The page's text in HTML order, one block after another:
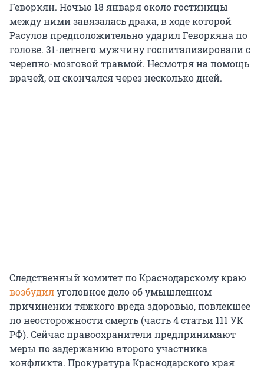
Геворкян. Ночью 18 января около гостиницы
между ними завязалась драка, в ходе которой
Расулов предположительно ударил Геворкяна по
голове. 31-летнего мужчину госпитализировали с
черепно-мозговой травмой. Несмотря на помощь
врачей, он скончался через несколько дней.
Следственный комитет по Краснодарскому краю
возбудилуголовное дело об умышленном
причинении тяжкого вреда здоровью, повлекшее
по неосторожности смерть (часть 4 статьи 111 УК
РФ). Сейчас правоохранители предпринимают
меры по задержанию второго участника
конфликта. Прокуратура Краснодарского края